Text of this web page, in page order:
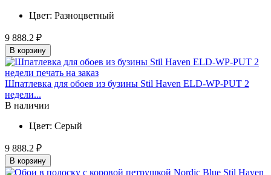
Цвет: Разноцветный
9 888.2 ₽
В корзину
Шпатлевка для обоев из бузины Stil Haven ELD-WP-PUT 2
недели...
В наличии
Цвет: Серый
9 888.2 ₽
В корзину